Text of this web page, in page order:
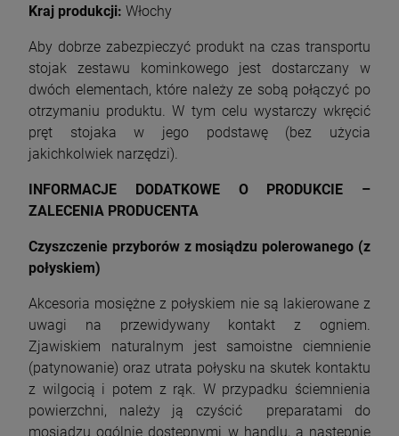
Kraj produkcji: Włochy
Aby dobrze zabezpieczyć produkt na czas transportu
stojak zestawu kominkowego jest dostarczany w
dwóch elementach, które należy ze sobą połączyć po
otrzymaniu produktu. W tym celu wystarczy wkręcić
pręt stojaka w jego podstawę (bez użycia
jakichkolwiek narzędzi).
INFORMACJE DODATKOWE O PRODUKCIE –
ZALECENIA PRODUCENTA
Czyszczenie przyborów z mosiądzu polerowanego (z
połyskiem)
Akcesoria mosiężne z połyskiem nie są lakierowane z
uwagi na przewidywany kontakt z ogniem.
Zjawiskiem naturalnym jest samoistne ciemnienie
(patynowanie) oraz utrata połysku na skutek kontaktu
z wilgocią i potem z rąk. W przypadku ściemnienia
powierzchni, należy ją czyścić preparatami do
mosiądzu ogólnie dostępnymi w handlu, a następnie